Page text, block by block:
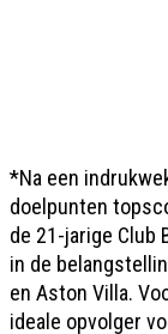
*Na een
doelpunten
de 21-jarige Club
in de
en Aston Villa.
ideale opvolger